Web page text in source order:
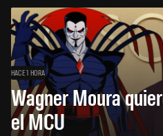
HACE 1 HORA
Wagner Moura
el MCU